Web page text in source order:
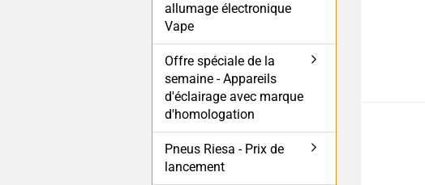
allumage électronique
Vape
Offre spéciale de la
semaine - Appareils
d'éclairage avec marque
d'homologation
Pneus Riesa - Prix de
lancement